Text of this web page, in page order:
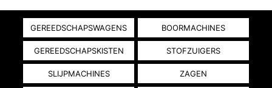
GEREEDSCHAPSWAGENS BOORMACHINES
GEREEDSCHAPSKISTEN STOFZUIGERS
SLIJPMACHINES ZAGEN